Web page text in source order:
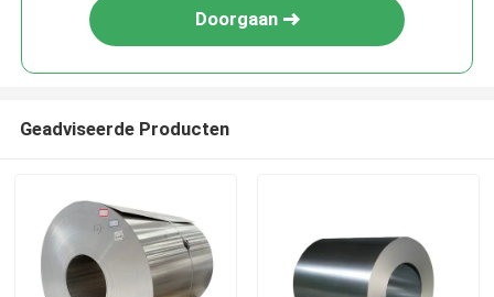
Doorgaan
Geadviseerde Producten